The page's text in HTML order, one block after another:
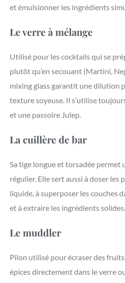
et émulsionner les ingrédients
Le verre à mélange
Utilisé pour les cocktails qui se
plutôt qu’en secouant (Martini,
mixing glass garantit une dilution
texture soyeuse. Il s’utilise
et une passoire Julep.
La cuillère de bar
Sa tige longue et torsadée
régulier. Elle sert aussi à doser les
liquide, à superposer les couches
et à extraire les ingrédients solides.
Le muddler
Pilon utilisé pour écraser des
épices directement dans le verre